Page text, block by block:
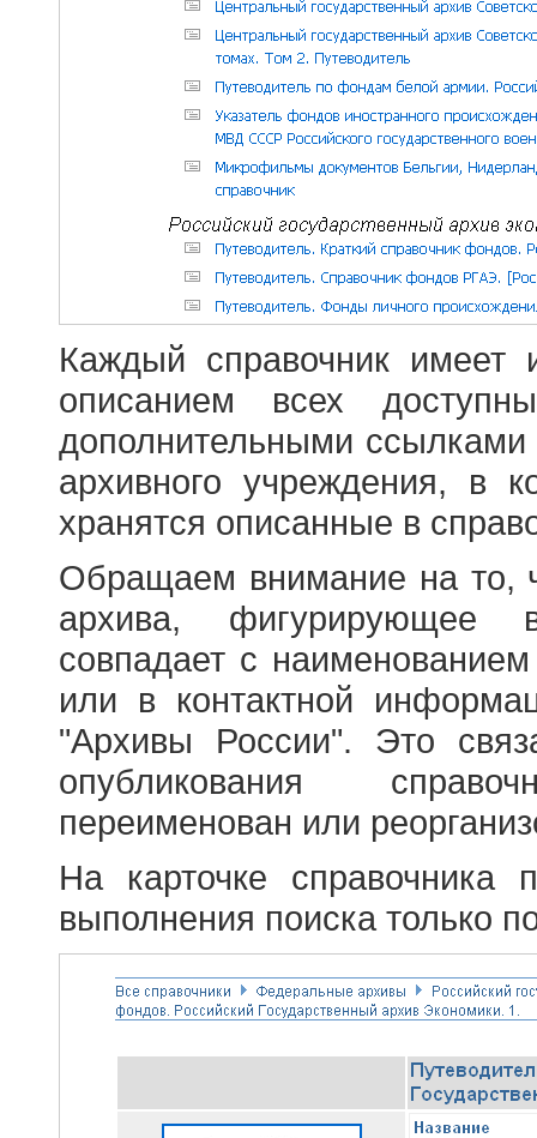
Каждый справочник имеет
описанием всех
дополнительными
архивного учреждения, в
хранятся описанные в
Обращаем внимание на то,
архива, фигурирующее
совпадает с
или в контактной
"Архивы России". Это
опубликования
переименован или
На карточке справочника
выполнения поиска только